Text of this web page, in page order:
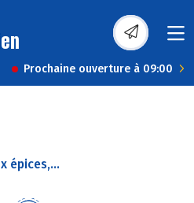
Prochaine ouverture à 09:00
épices,...